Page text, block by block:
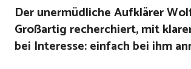
Der unermüdliche Aufklärer
Großartig recherchiert, mit
bei Interesse: einfach bei ihm